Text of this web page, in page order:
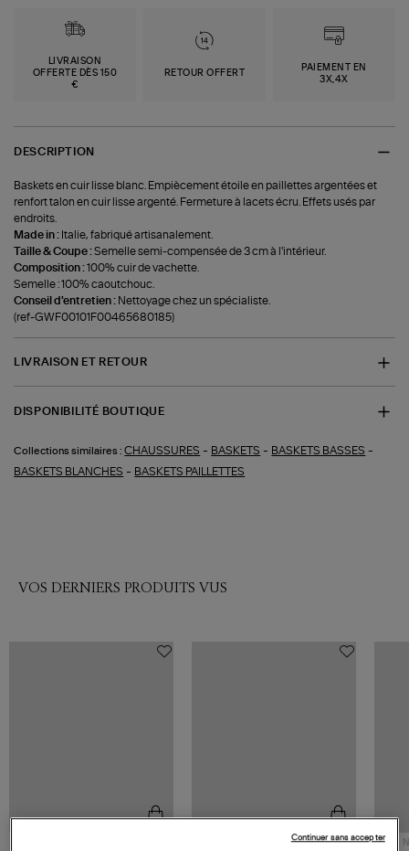
LIVRAISON
OFFERTE DÈS 150
€
RETOUR OFFERT
PAIEMENT EN
3X,4X
DESCRIPTION
Baskets en cuir lisse blanc. Empiècement étoile en paillettes argentées et
renfort talon en cuir lisse argenté. Fermeture à lacets écru. Effets usés par
endroits.
Made in : Italie, fabriqué artisanalement.
Taille & Coupe :Semelle semi-compensée de 3 cm à l'intérieur.
Composition :100% cuir de vachette.
Semelle : 100% caoutchouc.
Conseil d'entretien : Nettoyage chez un spécialiste.
(ref-GWF00101F00465680185)
LIVRAISON ET RETOUR
DISPONIBILITÉ BOUTIQUE
Collections similaires : CHAUSSURES - BASKETS - BASKETS BASSES -
BASKETS BLANCHES - BASKETS PAILLETTES
VOS DERNIERS PRODUITS VUS
NOUVELLE COLLECTION
Continuer sans accepter